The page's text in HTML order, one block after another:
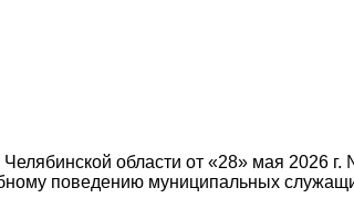
области от «28» мая 2026
поведению муниципальных